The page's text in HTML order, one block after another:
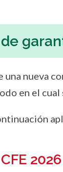
una nueva
en el